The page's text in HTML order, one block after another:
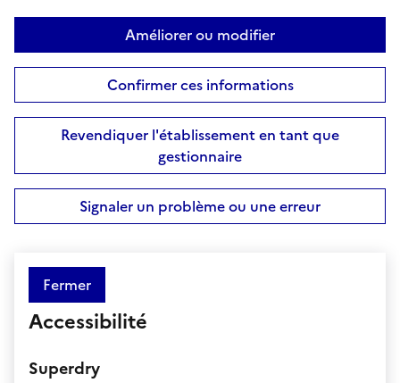
Améliorer ou modifier
Confirmer ces informations
Revendiquer l'établissement en tant que
gestionnaire
Signaler un problème ou une erreur
Fermer
Accessibilité
Superdry